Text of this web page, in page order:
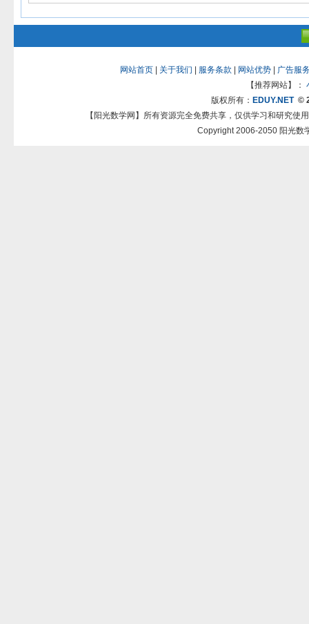
网站首页 关于我们 服务条款 网站优势
广告服
【推荐网站】：
版权所有： EDUY.NET©
【阳光数学网】所有资源完全免费共享，仅供学习和研究
Copyright 2006-2050 阳光数